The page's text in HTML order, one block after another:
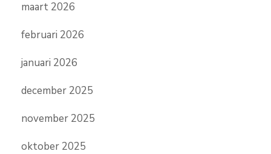
maart 2026
februari 2026
januari 2026
december 2025
november 2025
oktober 2025